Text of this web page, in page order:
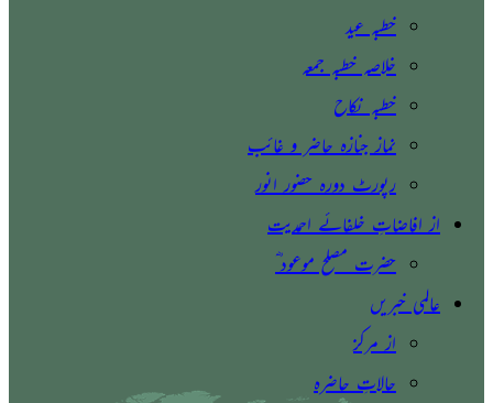
خطبہ عید
خلاصہ خطبہ جمعہ
خطبہ نکاح
نماز جنازہ حاضر و غائب
رپورٹ دورہ حضور انور
از افاضاتِ خلفائے احمدیت
حضرت مصلح موعود ؓ
عالمی خبریں
از مرکز
حالاتِ حاضرہ